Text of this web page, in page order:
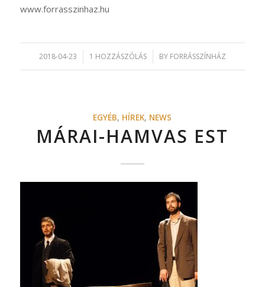
www.forrasszinhaz.hu
2018-04-23
/ 1 HOZZÁSZÓLÁS
/ BY FORRÁSSZÍNHÁZ
EGYÉB, HÍREK, NEWS
MÁRAI-HAMVAS EST